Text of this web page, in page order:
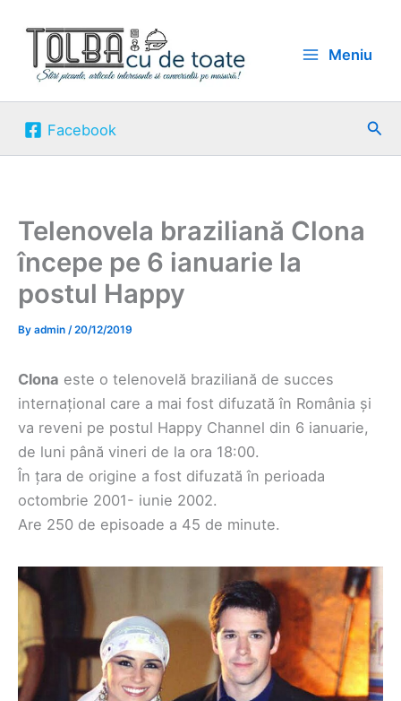
content
Meniu
Facebook
Telenovela braziliană Clona
începe pe 6 ianuarie la
postul Happy
By admin /20/12/2019
Clona este o telenovelă braziliană de succes
internațional care a mai fost difuzată în România și
va reveni pe postul Happy Channel din 6 ianuarie,
de luni până vineri de la ora 18:00.
În țara de origine a fost difuzată în perioada
octombrie 2001- iunie 2002.
Are 250 de episoade a 45 de minute.